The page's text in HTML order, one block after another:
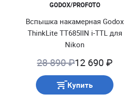
GODOX/PROFOTO
Вспышка накамерная Godox
ThinkLite TT685IIN i-TTL для
Nikon
28 890 ₽12 690 ₽
Купить